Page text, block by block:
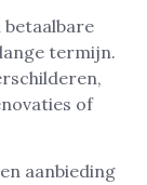
betaalbare
termijn.
of
aanbieding